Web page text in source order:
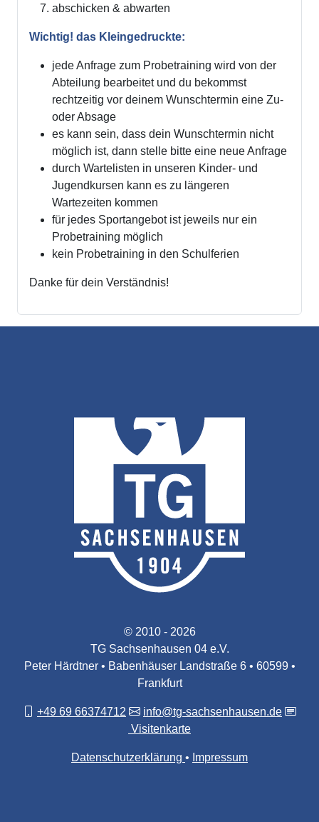
abschicken & abwarten
Wichtig! das Kleingedruckte:
jede Anfrage zum Probetraining wird von der
Abteilung bearbeitet und du bekommst
rechtzeitig vor deinem Wunschtermin eine Zu-
oder Absage
es kann sein, dass dein Wunschtermin nicht
möglich ist, dann stelle bitte eine neue Anfrage
durch Wartelisten in unseren Kinder- und
Jugendkursen kann es zu längeren
Wartezeiten kommen
für jedes Sportangebot ist jeweils nur ein
Probetraining möglich
kein Probetraining in den Schulferien
Danke für dein Verständnis!
© 2010 - 2026
TG Sachsenhausen 04 e.V.
Peter Härdtner • Babenhäuser Landstraße 6 • 60599 •
Frankfurt
+49 69 66374712
info@tg-sachsenhausen.de
Visitenkarte
Datenschutzerklärung Impressum